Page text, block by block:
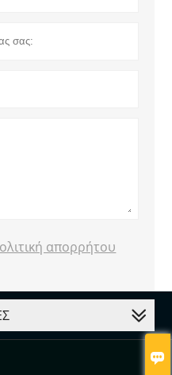

απορρήτου